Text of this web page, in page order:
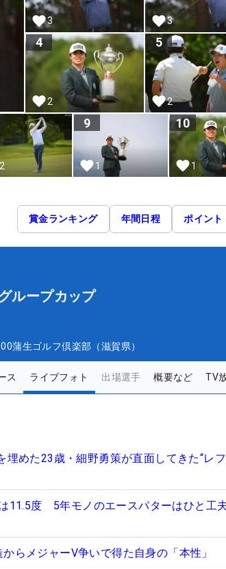
3 3
4
2
5
2
2
9
1
10
1
賞金ランキング 年間日程 ポイント
ループカップ
蒲生ゴルフ倶楽部（滋賀県）
ス ライブフォト 出場選手 概要など TV
埋めた23歳・細野勇策が直面してきた“レ
11.5度 5年モノのエースパターはひと工
らメジャーV争いで得た自身の「本性」